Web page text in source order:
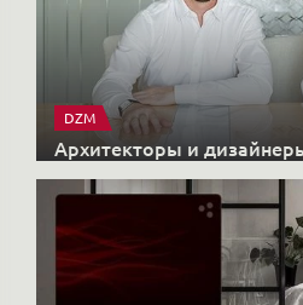
DZM
Архитекторы и